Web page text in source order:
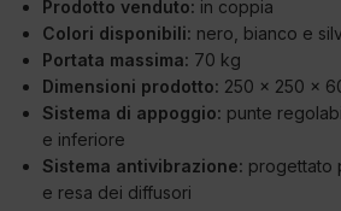
Prodotto venduto: in coppia
Colori disponibili: nero, bianco e
Portata massima: 70 kg
Dimensioni prodotto: 250 x 250 x
Sistema di appoggio: punte
e inferiore
Sistema antivibrazione: progettato
e resa dei diffusori